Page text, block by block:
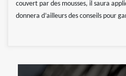
couvert par des mousses, il saura
donnera d’ailleurs des conseils pour